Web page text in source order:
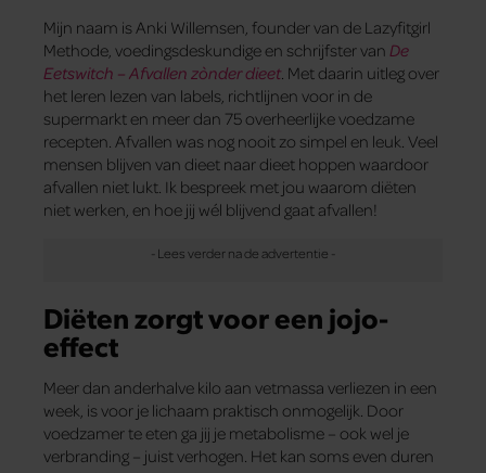
Mijn naam is Anki Willemsen, founder van de Lazyfitgirl
Methode, voedingsdeskundige en schrijfster van De
Eetswitch – Afvallen zònder dieet. Met daarin uitleg over
het leren lezen van labels, richtlijnen voor in de
supermarkt en meer dan 75 overheerlijke voedzame
recepten. Afvallen was nog nooit zo simpel en leuk. Veel
mensen blijven van dieet naar dieet hoppen waardoor
afvallen niet lukt. Ik bespreek met jou waarom diëten
niet werken, en hoe jij wél blijvend gaat afvallen!
Diëten zorgt voor een jojo-
effect
Meer dan anderhalve kilo aan vetmassa verliezen in een
week, is voor je lichaam praktisch onmogelijk. Door
voedzamer te eten ga jij je metabolisme – ook wel je
verbranding – juist verhogen. Het kan soms even duren